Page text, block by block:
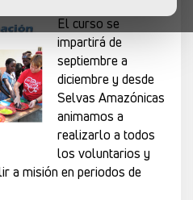
El curso se
impartirá de
septiembre a
diciembre y desde
Selvas Amazónicas
animamos a
realizarlo a todos
los voluntarios y
a misión en periodos de